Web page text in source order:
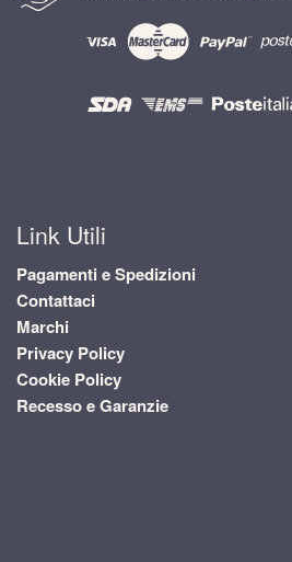
Link Utili
Pagamenti e Spedizioni
Contattaci
Marchi
Privacy Policy
Cookie Policy
Recesso e Garanzie